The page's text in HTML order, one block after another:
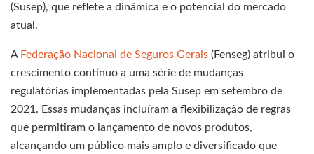
(Susep), que reflete a dinâmica e o potencial do mercado
atual.
A Federação Nacional de Seguros Gerais (Fenseg) atribui o
crescimento contínuo a uma série de mudanças
regulatórias implementadas pela Susep em setembro de
2021. Essas mudanças incluíram a flexibilização de regras
que permitiram o lançamento de novos produtos,
alcançando um público mais amplo e diversificado que